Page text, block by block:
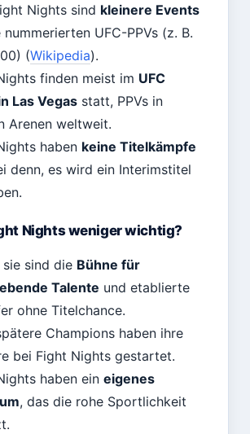
Nights sind kleinere Events
nummerierten UFC-PPVs (z. B.
(Wikipedia).
finden meist im UFC
Las Vegas statt, PPVs in
Arenen weltweit.
haben keine Titelkämpfe
denn, es wird ein Interimstitel
Nights weniger wichtig?
sie sind die Bühne für
Talente und etablierte
ohne Titelchance.
Champions haben ihre
bei Fight Nights gestartet.
haben ein eigenes
, das die rohe Sportlichkeit